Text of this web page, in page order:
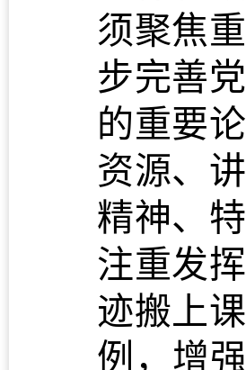
须聚焦
步完善
的重要
资源、
精神、
注重发
迹搬上
例，增